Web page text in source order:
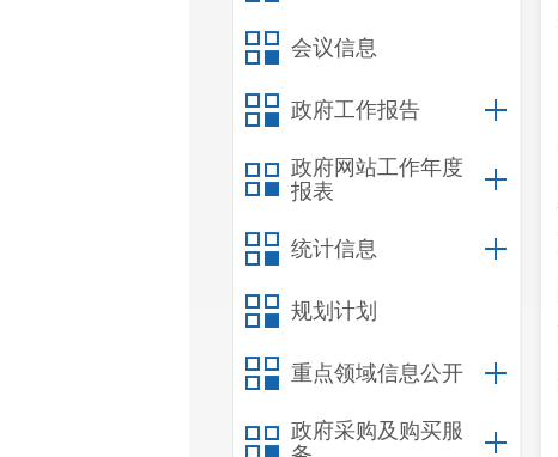
会议信息
政府工作报告
政府网站工作年度
报表
统计信息
规划计划
重点领域信息公开
政府采购及购买服